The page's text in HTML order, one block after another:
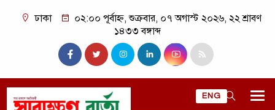
ঢাকা
০২:০০ পূর্বাহ্ন, শুক্রবার, ০৭ অগাস্ট ২০২৬, ২২ শ্রাবণ
১৪৩৩ বঙ্গাব্দ
ENG